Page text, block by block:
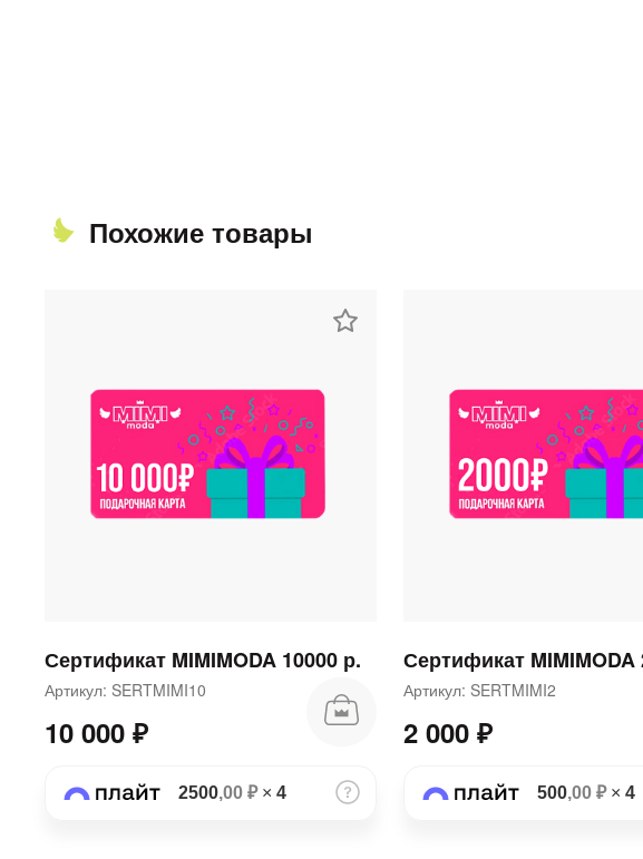
Похожие товары
Сертификат MIMIMODA 10000 р.
Артикул: SERTMIMI10
10 000 ₽
2500,00 ₽× 4
Сертификат MIMIMODA
Артикул: SERTMIMI2
2 000 ₽
500,00 ₽× 4